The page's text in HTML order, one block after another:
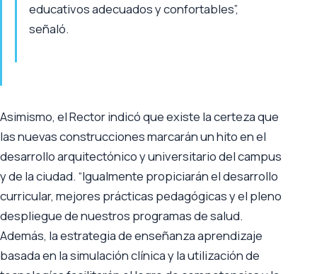
educativos adecuados y confortables”,
señaló.
Asimismo, el Rector indicó que existe la certeza que
las nuevas construcciones marcarán un hito en el
desarrollo arquitectónico y universitario del campus
y de la ciudad. “Igualmente propiciarán el desarrollo
curricular, mejores prácticas pedagógicas y el pleno
despliegue de nuestros programas de salud.
Además, la estrategia de enseñanza aprendizaje
basada en la simulación clínica y la utilización de